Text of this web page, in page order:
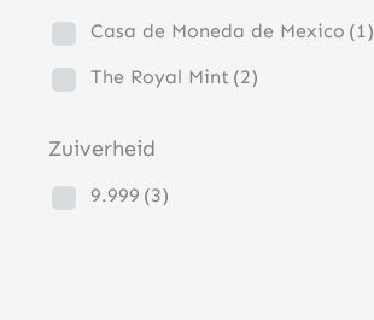
Casa de Moneda de Mexico (1)
The Royal Mint (2)
Zuiverheid
9.999 (3)